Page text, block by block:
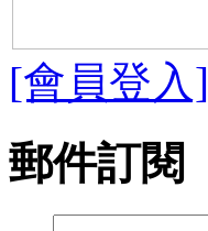
[會員登入]
郵件訂閱